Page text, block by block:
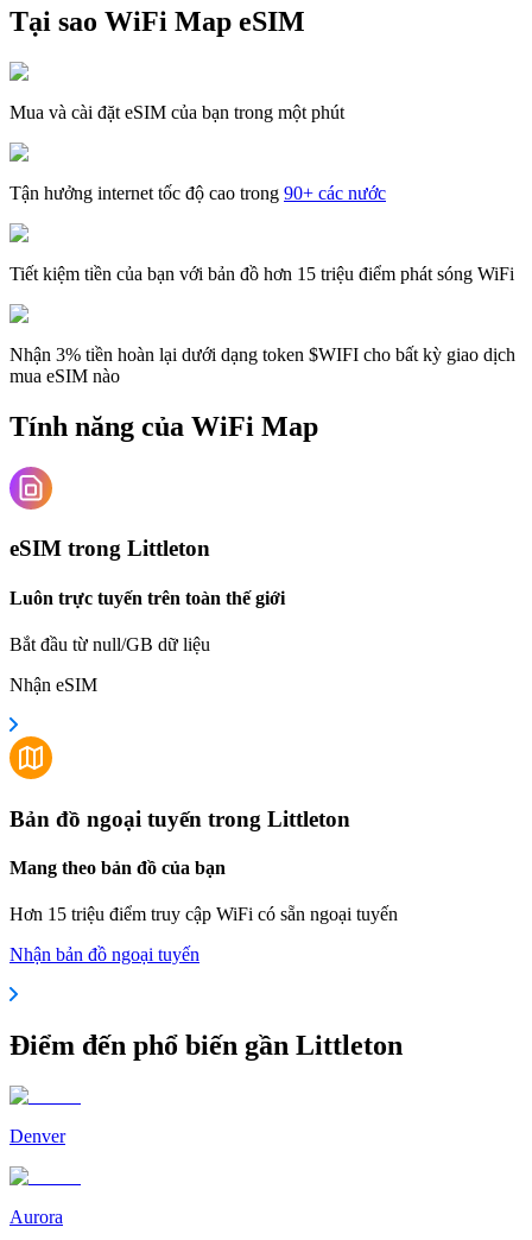
Tại sao WiFi Map eSIM
Mua và cài đặt eSIM của bạn trong một phút
Tận hưởng internet tốc độ cao trong 90+ các nước
Tiết kiệm tiền của bạn với bản đồ hơn 15 triệu điểm phát sóng WiFi
Nhận 3% tiền hoàn lại dưới dạng token $WIFI cho bất kỳ giao dịch
mua eSIM nào
Tính năng của WiFi Map
eSIM trong Littleton
Luôn trực tuyến trên toàn thế giới
Bắt đầu từ null/GB dữ liệu
Nhận eSIM
Bản đồ ngoại tuyến trong Littleton
Mang theo bản đồ của bạn
Hơn 15 triệu điểm truy cập WiFi có sẵn ngoại tuyến
Nhận bản đồ ngoại tuyến
Điểm đến phổ biến gần Littleton
Denver
Aurora